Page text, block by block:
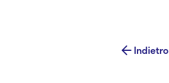
Indietro